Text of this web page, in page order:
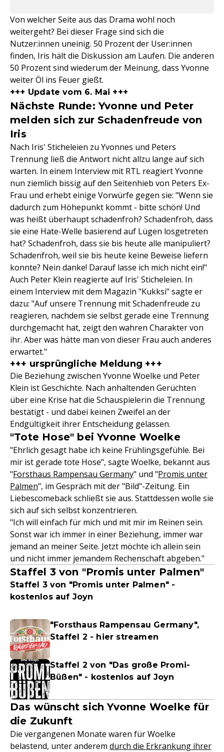
Von welcher Seite aus das Drama wohl noch
weitergeht? Bei dieser Frage sind sich die
Nutzer:innen uneinig. 50 Prozent der User:innen
finden, Iris hält die Diskussion am Laufen. Die anderen
50 Prozent sind wiederum der Meinung, dass Yvonne
weiter Öl ins Feuer gießt.
+++ Update vom 6. Mai +++
Nächste Runde: Yvonne und Peter
melden sich zur Schadenfreude von
Iris
Nach Iris' Sticheleien zu Yvonnes und Peters
Trennung ließ die Antwort nicht allzu lange auf sich
warten. In einem Interview mit RTL reagiert Yvonne
nun ziemlich bissig auf den Seitenhieb von Peters Ex-
Frau und erhebt einige Vorwürfe gegen sie: "Wenn sie
dadurch zum Höhepunkt kommt - bitte schön! Und
was heißt überhaupt schadenfroh? Schadenfroh, dass
sie eine Hate-Welle basierend auf Lügen losgetreten
hat? Schadenfroh, dass sie bis heute alle manipuliert?
Schadenfroh, weil sie bis heute keine Beweise liefern
konnte? Nein danke! Darauf lasse ich mich nicht ein!"
Auch Peter Klein reagierte auf Iris' Sticheleien. In
einem Interview mit dem Magazin "Kukksi" sagte er
dazu: "Auf unsere Trennung mit Schadenfreude zu
reagieren, nachdem sie selbst gerade eine Trennung
durchgemacht hat, zeigt den wahren Charakter von
ihr. Aber was hätte man von dieser Frau auch anderes
erwartet."
+++ ursprüngliche Meldung +++
Die Beziehung zwischen Yvonne Woelke und Peter
Klein ist Geschichte. Nach anhaltenden Gerüchten
über eine Krise hat die Schauspielerin die Trennung
bestätigt - und dabei keinen Zweifel an der
Endgültigkeit ihrer Entscheidung gelassen.
"Tote Hose" bei Yvonne Woelke
"Ehrlich gesagt habe ich keine Frühlingsgefühle. Bei
mir ist gerade tote Hose", sagte Woelke, bekannt aus
"Forsthaus Rampensau Germany" und "Promis unter
Palmen", im Gespräch mit der "Bild"-Zeitung. Ein
Liebescomeback schließt sie aus. Stattdessen wolle sie
sich auf sich selbst konzentrieren.
"Ich will einfach für mich und mit mir im Reinen sein.
Sonst war ich immer in einer Beziehung, immer war
jemand an meiner Seite. Jetzt möchte ich allein sein
und nicht immer jemandem Rechenschaft abgeben."
Staffel 3 von "Promis unter Palmen"
Staffel 3 von "Promis unter Palmen" -
kostenlos auf Joyn
"Forsthaus Rampensau Germany",
Staffel 2 - hier streamen
Staffel 2 von "Das große Promi-
Büßen" - kostenlos auf Joyn
Das wünscht sich Yvonne Woelke für
die Zukunft
Die vergangenen Monate waren für Woelke
belastend, unter anderem durch die Erkrankung ihrer